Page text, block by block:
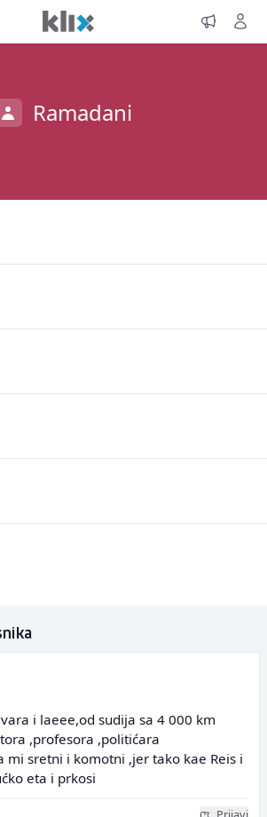
Ramadani
i laeee,od sudija sa 4 000 km
,profesora ,politićara
mi sretni i komotni ,jer tako kae Reis i
eta i prkosi